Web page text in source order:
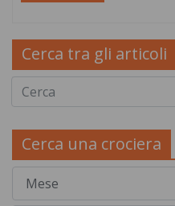
Cerca tra gli articoli
Cerca una crociera